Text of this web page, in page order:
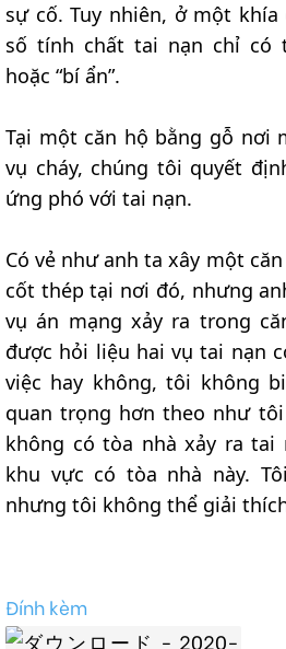
sự cố. Tuy nhiên, ở một
số tính chất tai nạn chỉ có
hoặc “bí ẩn”.
Tại một căn hộ bằng gỗ nơi
vụ cháy, chúng tôi quyết
ứng phó với tai nạn.
Có vẻ như anh ta xây một
cốt thép tại nơi đó, nhưng
vụ án mạng xảy ra trong
được hỏi liệu hai vụ tai nạn
việc hay không, tôi không
quan trọng hơn theo như
không có tòa nhà xảy ra tai
khu vực có tòa nhà này.
nhưng tôi không thể giải
Đính kèm